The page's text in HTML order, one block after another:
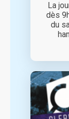
La
dès
du